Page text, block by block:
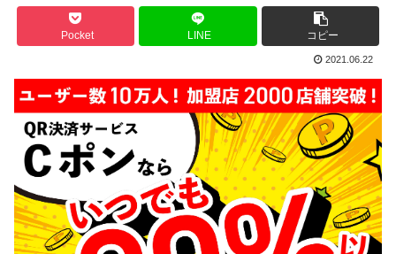
Pocket LINE コピー
2021.06.22